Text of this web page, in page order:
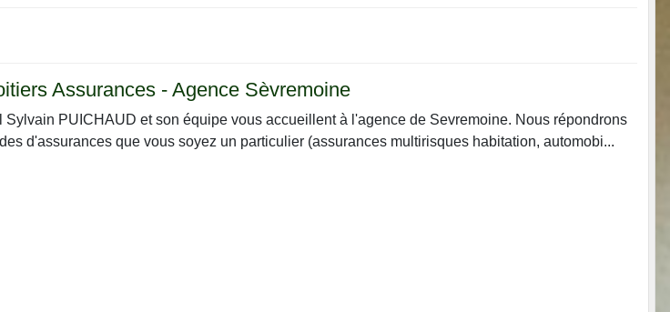
Assurances - Agence Sèvremoine
Sylvain PUICHAUD et son équipe vous accueillent à l'agence de Sevremoine. Nous répondrons
d'assurances que vous soyez un particulier (assurances multirisques habitation, automobi...